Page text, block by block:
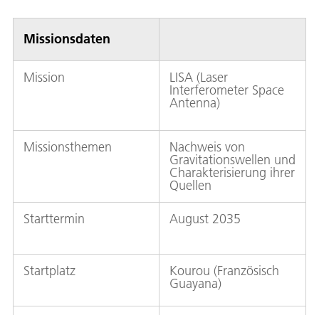
Missionsdaten
Mission LISA (Laser
Interferometer Space
Antenna)
Missionsthemen Nachweis von
Gravitationswellen und
Charakterisierung ihrer
Quellen
Starttermin August 2035
Startplatz Kourou (Französisch
Guayana)